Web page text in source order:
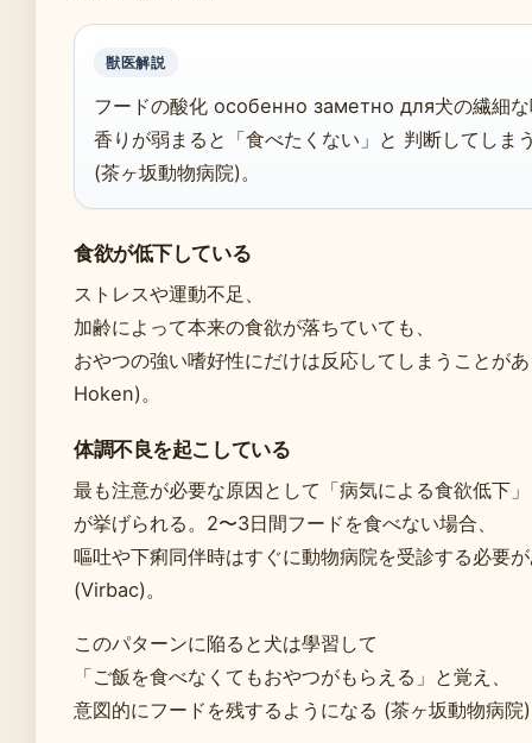
獣医解説
フードの酸化 особенно заметно для犬の繊細
香りが弱まると「食べたくない」と 判断してしま
(茶ヶ坂動物病院)。
食欲が低下している
ストレスや運動不足、
加齢によって本来の食欲が落ちていても、
おやつの強い嗜好性にだけは反応してしまうことが
Hoken)。
体調不良を起こしている
最も注意が必要な原因として「病気による食欲低下」
が挙げられる。2〜3日間フードを食べない場合、
嘔吐や下痢同伴時はすぐに動物病院を受診する必要
(Virbac)。
このパターンに陥ると犬は學習して
「ご飯を食べなくてもおやつがもらえる」と覚え、
意図的にフードを残するようになる (茶ヶ坂動物病院